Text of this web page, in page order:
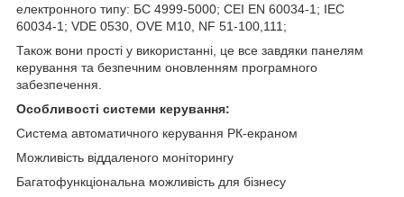
електронного типу: БС 4999-5000; CEI EN 60034-1; IEC
60034-1; VDE 0530, OVE M10, NF 51-100,111;
Також вони прості у використанні, це все завдяки панелям
керування та безпечним оновленням програмного
забезпечення.
Особливості системи керування:
Система автоматичного керування РК-екраном
Можливість віддаленого моніторингу
Багатофункціональна можливість для бізнесу